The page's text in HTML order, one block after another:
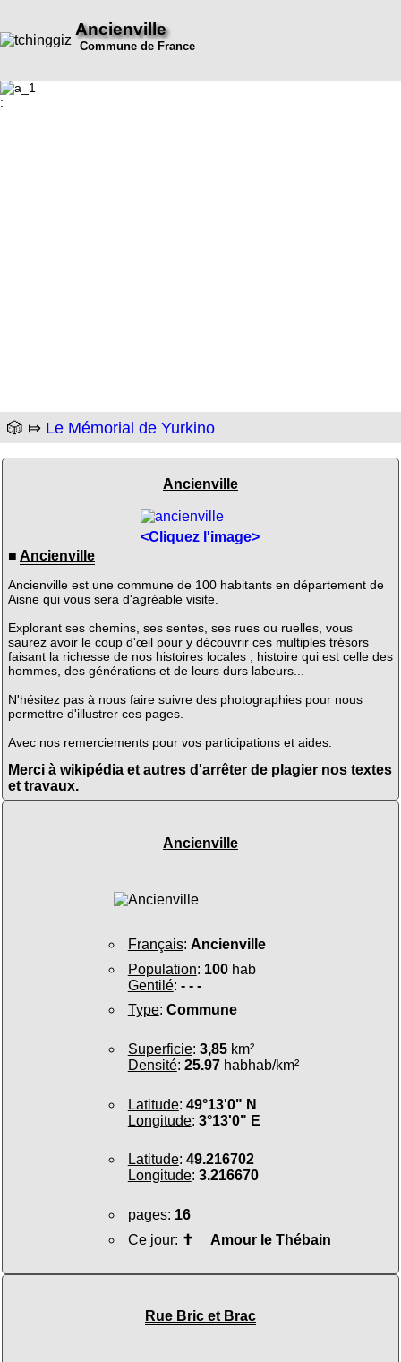
Ancienville
Commune de France
:
🎲 ⤇ Le Mémorial de Yurkino
Ancienville
<Cliquez l'image>
■ Ancienville
Ancienville est une commune de 100 habitants en département de
Aisne qui vous sera d'agréable visite.
Explorant ses chemins, ses sentes, ses rues ou ruelles, vous
saurez avoir le coup d'œil pour y découvrir ces multiples trésors
faisant la richesse de nos histoires locales ; histoire qui est celle des
hommes, des générations et de leurs durs labeurs...
N'hésitez pas à nous faire suivre des photographies pour nous
permettre d'illustrer ces pages.
Avec nos remerciements pour vos participations et aides.
Merci à wikipédia et autres d'arrêter de plagier nos textes
et travaux.
Ancienville
Français: Ancienville
Population: 100hab
Gentilé: - - -
Type: Commune
Superficie: 3,85km²
Densité: 25.97habhab/km²
Latitude: 49°13'0" N
Longitude: 3°13'0" E
Latitude: 49.216702
Longitude: 3.216670
pages: 16
Ce jour: ✝ Amour le Thébain
Rue Bric et Brac